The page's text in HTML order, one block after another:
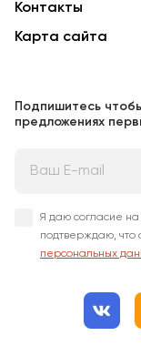
Контакты
Карта сайта
Подпишитесь
предложениях
Я даю согласие
подтверждаю, что
персональных